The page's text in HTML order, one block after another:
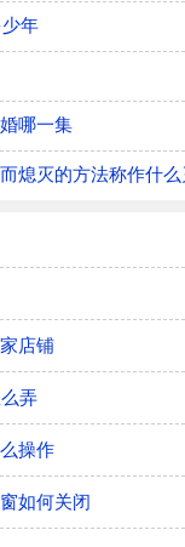
年
哪一集
店铺
弄
操作
如何关闭